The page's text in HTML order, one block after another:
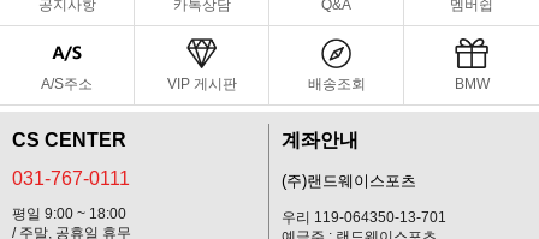
공지사항 카톡상담 Q&A 멤버쉽
A/S주소 VIP 게시판 배송조회 BMW
CS CENTER
031-767-0111
평일 9:00 ~ 18:00
/ 주말, 공휴일 휴무
계좌안내
(주)랜드웨이스포츠
우리 119-064350-13-701